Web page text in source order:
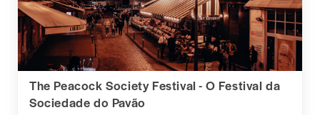
The Peacock Society Festival - O Festival da
Sociedade do Pavão